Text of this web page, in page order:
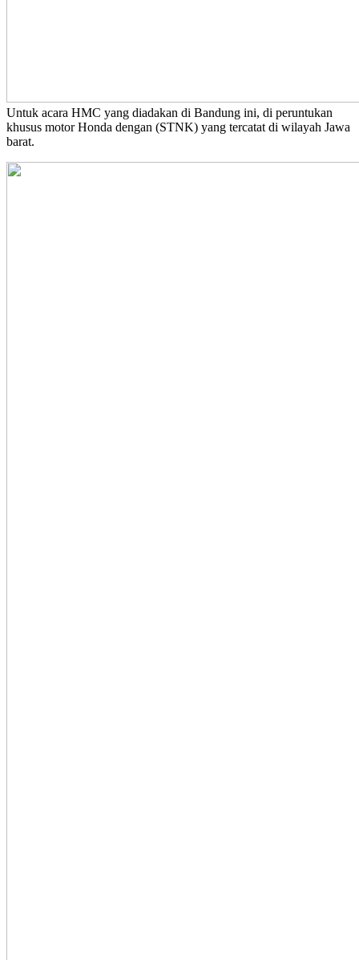
Untuk acara HMC yang diadakan di Bandung ini, di peruntukan
khusus motor Honda dengan (STNK) yang tercatat di wilayah Jawa
barat.